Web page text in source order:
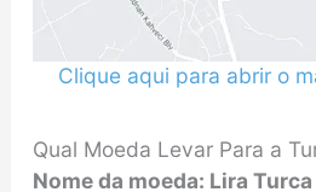
Clique aqui para abrir o
Qual Moeda Levar Para a
Nome da moeda: Lira